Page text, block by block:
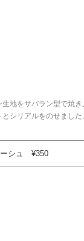
地をサバラン型で焼き
シリアルをのせました
ーシュ ¥350